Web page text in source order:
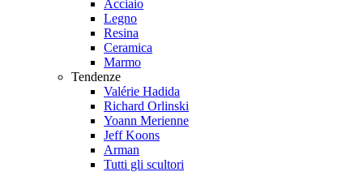
Acciaio
Legno
Resina
Ceramica
Marmo
Tendenze
Valérie Hadida
Richard Orlinski
Yoann Merienne
Jeff Koons
Arman
Tutti gli scultori